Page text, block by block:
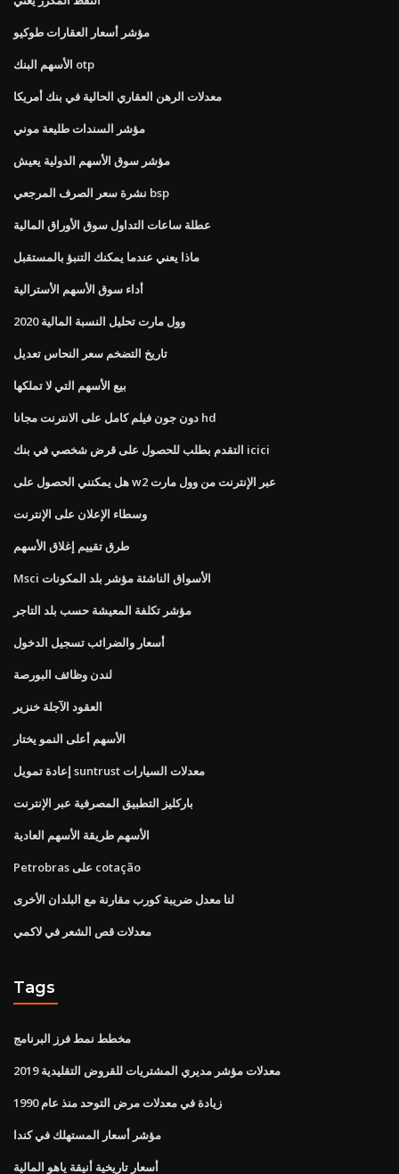
مؤشر أسعار العقارات طوكيو
الأسهم البنك otp
معدلات الرهن العقاري الحالية في بنك أمريكا
مؤشر السندات طليعة موني
مؤشر سوق الأسهم الدولية يعيش
نشرة سعر الصرف المرجعي bsp
عطلة ساعات التداول سوق الأوراق المالية
ماذا يعني عندما يمكنك التنبؤ بالمستقبل
أداء سوق الأسهم الأسترالية
وول مارت تحليل النسبة المالية 2020
تاريخ التضخم سعر النحاس تعديل
بيع الأسهم التي لا تملكها
دون جون فيلم كامل على الانترنت مجانا hd
التقدم بطلب للحصول على قرض شخصي في بنك icici
هل يمكنني الحصول على w2 عبر الإنترنت من وول مارت
وسطاء الإعلان على الإنترنت
طرق تقييم إغلاق الأسهم
Msci الأسواق الناشئة مؤشر بلد المكونات
مؤشر تكلفة المعيشة حسب بلد التاجر
أسعار والضرائب تسجيل الدخول
لندن وظائف البورصة
العقود الآجلة خنزير
الأسهم أعلى النمو يختار
إعادة تمويل suntrust معدلات السيارات
باركليز التطبيق المصرفية عبر الإنترنت
الأسهم طريقة الأسهم العادية
Petrobras على cotação
لنا معدل ضريبة كورب مقارنة مع البلدان الأخرى
معدلات قص الشعر في لاكمي
Tags
مخطط نمط فرز البرنامج
معدلات مؤشر مديري المشتريات للقروض التقليدية 2019
زيادة في معدلات مرض التوحد منذ عام 1990
مؤشر أسعار المستهلك في كندا
أسعار تاريخية أنيقة ياهو المالية